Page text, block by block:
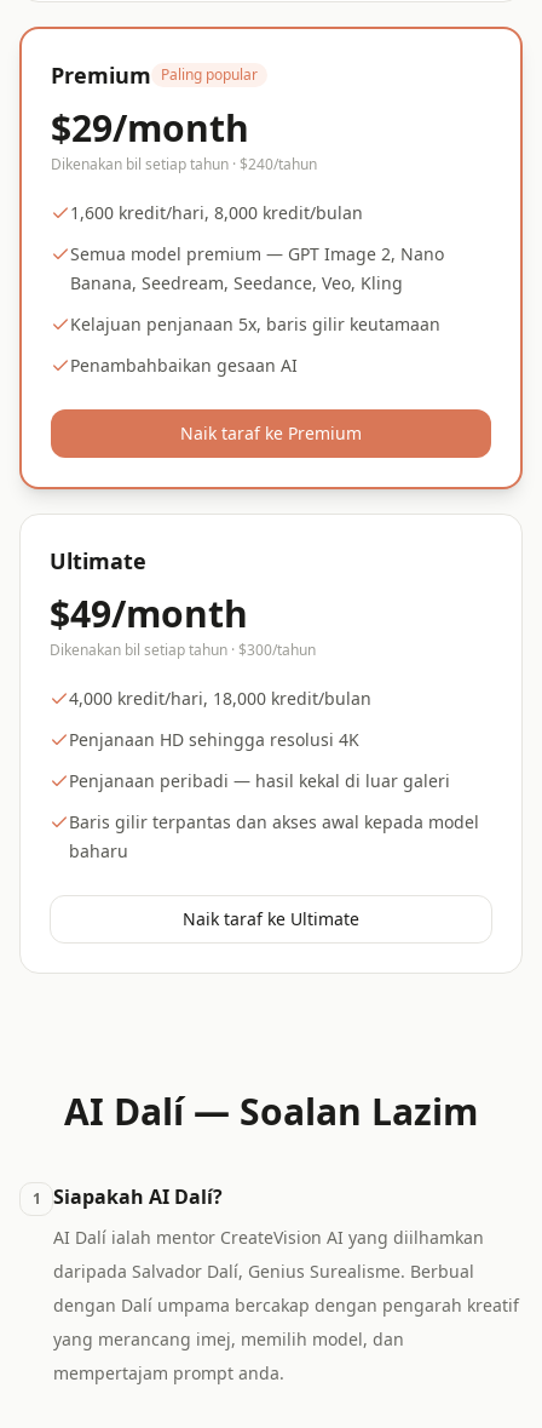
Premium Paling popular
$29/month
Dikenakan bil setiap tahun · $240/tahun
1,600 kredit/hari, 8,000 kredit/bulan
Semua model premium — GPT Image 2, Nano
Banana, Seedream, Seedance, Veo, Kling
Kelajuan penjanaan 5x, baris gilir keutamaan
Penambahbaikan gesaan AI
Naik taraf ke Premium
Ultimate
$49/month
Dikenakan bil setiap tahun · $300/tahun
4,000 kredit/hari, 18,000 kredit/bulan
Penjanaan HD sehingga resolusi 4K
Penjanaan peribadi — hasil kekal di luar galeri
Baris gilir terpantas dan akses awal kepada model
baharu
Naik taraf ke Ultimate
AI Dalí — Soalan Lazim
1 Siapakah AI Dalí?
AI Dalí ialah mentor CreateVision AI yang diilhamkan
daripada Salvador Dalí, Genius Surealisme. Berbual
dengan Dalí umpama bercakap dengan pengarah kreatif
yang merancang imej, memilih model, dan
mempertajam prompt anda.